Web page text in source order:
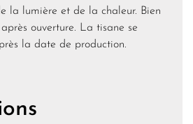
la lumière et de la chaleur. Bien
ouverture. La tisane se
la date de production.